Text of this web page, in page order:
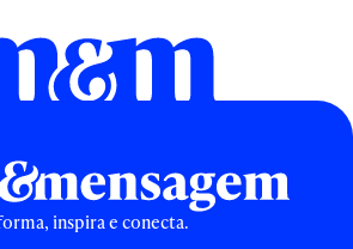
inspira e conecta.